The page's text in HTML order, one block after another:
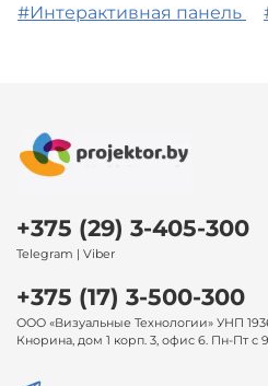
#Интерактивная панель
+375 (29) 3-405-300
Telegram | Viber
+375 (17) 3-500-300
ООО «Визуальные Технологии» УНП
Кнорина, дом 1 корп. 3, офис 6. Пн-Пт с